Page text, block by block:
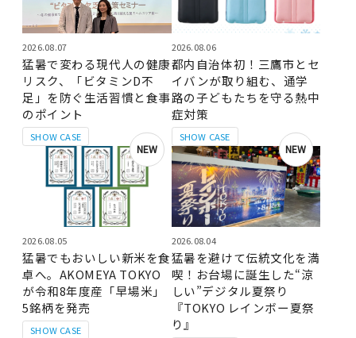
SHOW CASE
2026.08.07
猛暑で変わる現代人の健康
リスク、「ビタミンD不
足」を防ぐ生活習慣と食事
のポイント
SHOW CASE
2026.08.06
都内自治体初！三鷹市とセ
イバンが取り組む、通学
路の子どもたちを守る熱中
症対策
NEW
SHOW CASE
2026.08.05
猛暑でもおいしい新米を食
卓へ。AKOMEYA TOKYO
が令和8年度産「早場米」
5銘柄を発売
NEW
2026.08.04
猛暑を避けて伝統文化を満
喫！お台場に誕生した“涼
しい”デジタル夏祭り
『TOKYO レインボー夏祭
り』